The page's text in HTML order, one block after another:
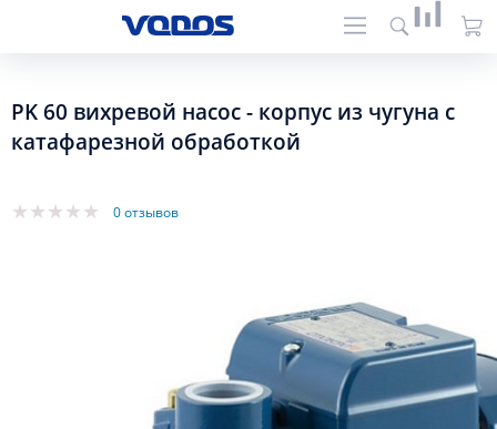
PK 60 вихревой насос - корпус из чугуна с
катафарезной обработкой
0 отзывов